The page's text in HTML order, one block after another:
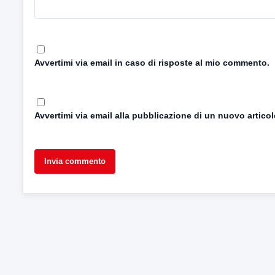
Avvertimi via email in caso di risposte al mio commento.
Avvertimi via email alla pubblicazione di un nuovo